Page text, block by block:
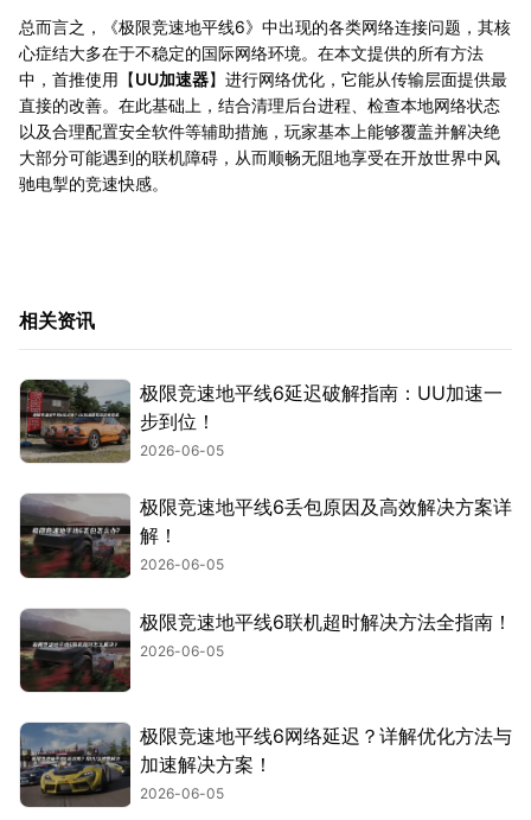
总而言之，《极限竞速地平线6》中出现的各类网络连接问题，其核
心症结大多在于不稳定的国际网络环境。在本文提供的所有方法
中，首推使用【UU加速器】进行网络优化，它能从传输层面提供最
直接的改善。在此基础上，结合清理后台进程、检查本地网络状态
以及合理配置安全软件等辅助措施，玩家基本上能够覆盖并解决绝
大部分可能遇到的联机障碍，从而顺畅无阻地享受在开放世界中风
驰电掣的竞速快感。
相关资讯
极限竞速地平线6延迟破解指南：UU加速一
步到位！
2026-06-05
极限竞速地平线6丢包原因及高效解决方案详
解！
2026-06-05
极限竞速地平线6联机超时解决方法全指南！
2026-06-05
极限竞速地平线6网络延迟？详解优化方法与
加速解决方案！
2026-06-05